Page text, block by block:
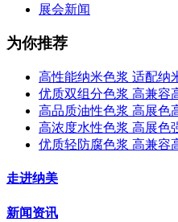
展会新闻
为你推荐
高性能纳米色浆 适配纳
优质双组分色浆 高兼容
高品质油性色浆 高展色
高浓度水性色浆 高展色
优质轻防腐色浆 高兼容
走进纳美
新闻资讯